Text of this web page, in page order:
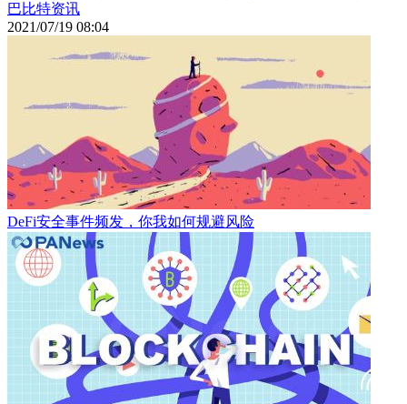
巴比特资讯
2021/07/19 08:04
DeFi安全事件频发，你我如何规避风险